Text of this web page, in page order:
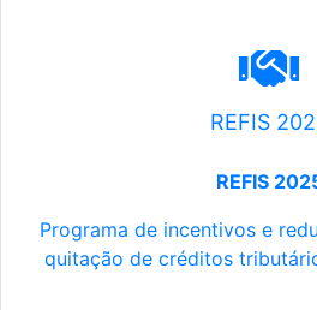
REFIS
REFIS
Programa de incentivos e
quitação de créditos